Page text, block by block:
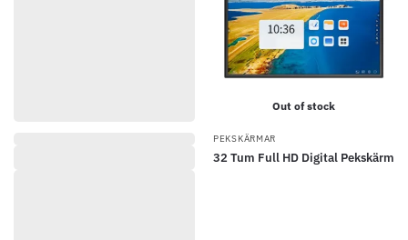
Out of stock
PEKSKÄRMAR
32 Tum Full HD Digital Pekskärm